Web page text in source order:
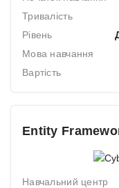
Тривалість
Рівень
Мова навчання
Вартість
Entity
Навчальний центр